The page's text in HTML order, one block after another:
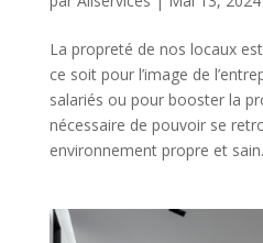
La propreté de nos locaux
ce soit pour l’image de
salariés ou pour booster la
nécessaire de pouvoir se
environnement propre et sain.